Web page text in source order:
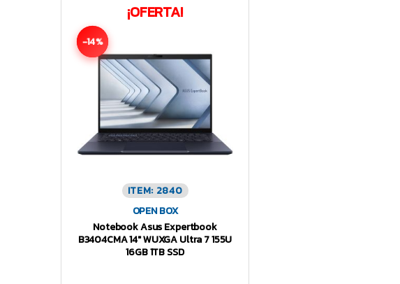
¡OFERTA!
-14%
ITEM: 2840
OPEN BOX
Notebook Asus Expertbook
B3404CMA 14″ WUXGA Ultra 7 155U
16GB 1TB SSD